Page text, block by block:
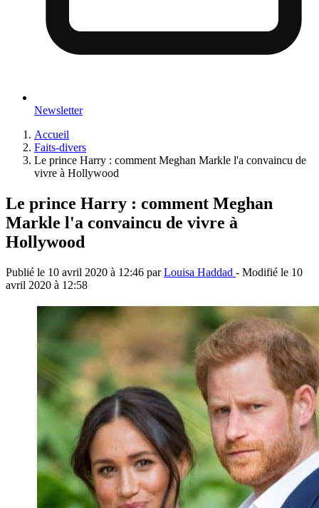
Newsletter
Accueil
Faits-divers
Le prince Harry : comment Meghan Markle l'a convaincu de
vivre à Hollywood
Le prince Harry : comment Meghan
Markle l'a convaincu de vivre à
Hollywood
Publié le 10 avril 2020 à 12:46 parLouisa Haddad - Modifié le 10
avril 2020 à 12:58